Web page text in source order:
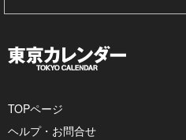
TOPページ
ヘルプ・お問合せ